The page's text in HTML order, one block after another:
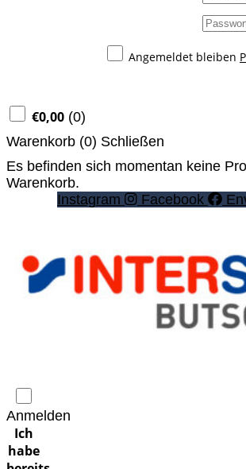
Angemeldet bleiben
€0,00 (0)
Warenkorb (0) Schließen
Es befinden sich momentan keine
Warenkorb.
Instagram
Facebook
Anmelden